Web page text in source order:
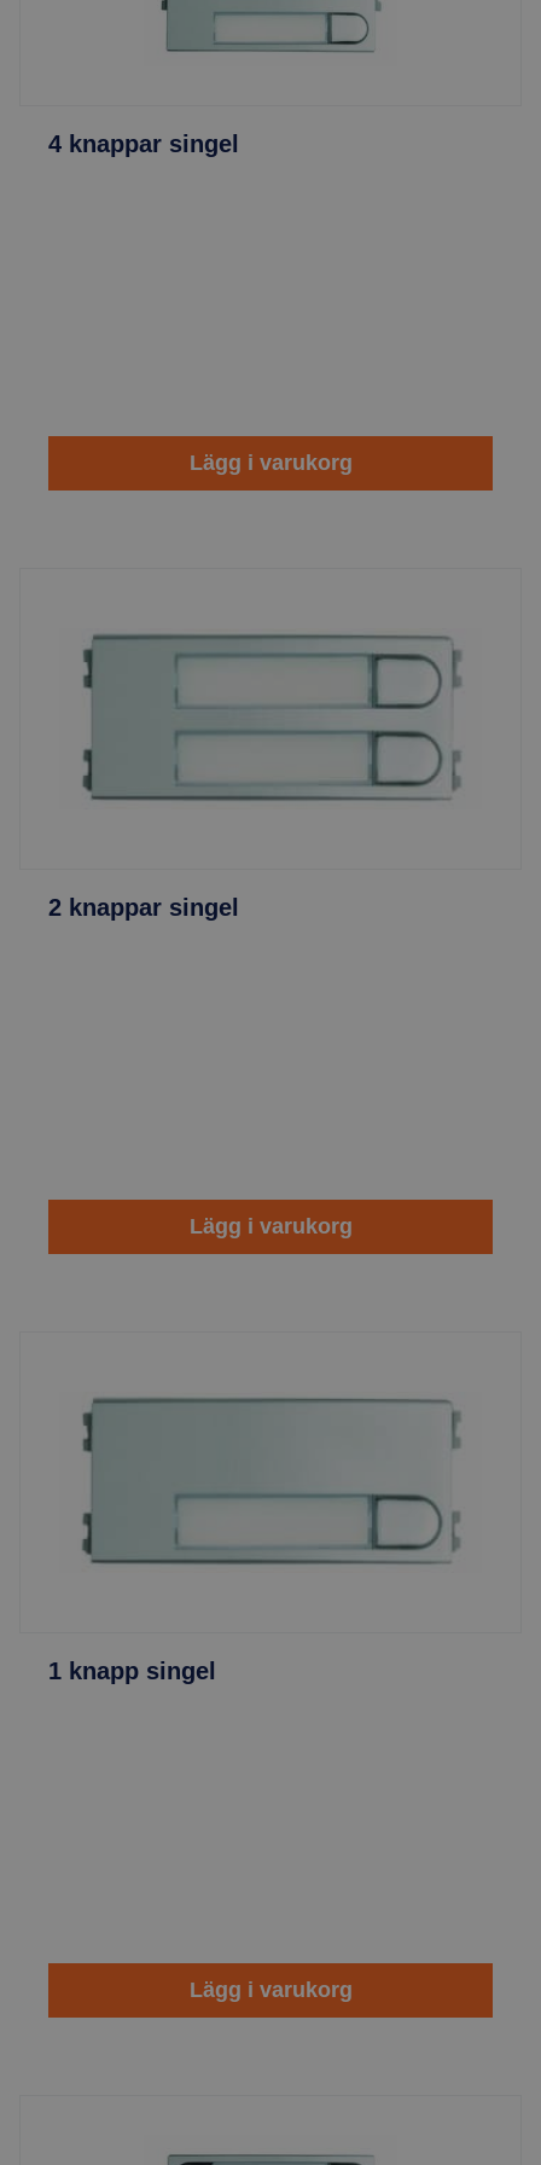
4 knappar singel
Lägg i varukorg
2 knappar singel
Lägg i varukorg
1 knapp singel
Lägg i varukorg